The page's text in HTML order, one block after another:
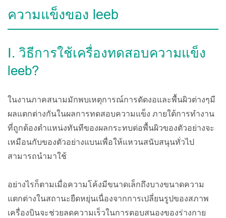
ความแข็งของ leeb
Ⅰ. วิธีการใช้เครื่องทดสอบความแข็ง
leeb?
ในงานภาคสนามมักพบเหตุการณ์การดัดงอและพื้นผิวต่างๆมี
ผลแตกต่างกันในผลการทดสอบความแข็ง ภายใต้การทำงาน
ที่ถูกต้องตำแหน่งทันทีของผลกระทบต่อพื้นผิวของตัวอย่างจะ
เหมือนกับของตัวอย่างแบนเพื่อให้แหวนสนับสนุนทั่วไป
สามารถนำมาใช้
อย่างไรก็ตามเมื่อความโค้งมีขนาดเล็กถึงบางขนาดความ
แตกต่างในสถานะยืดหยุ่นเนื่องจากการเปลี่ยนรูปของสภาพ
เครื่องบินจะช่วยลดความเร็วในการตอบสนองของร่างกาย